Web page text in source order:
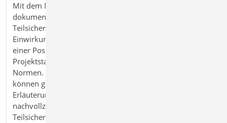
Mit dem Modul S023 Last- und Materialbeiwerte
dokumentieren geben Sie die verwendeten
Teilsicherheits‑ und Kombinationsbeiwerte für
Einwirkungen und Materialien übersichtlich und zentral in
einer Position aus. Die Auswahl erfolgt auf Basis der
Projektstammdaten und orientiert sich an den jeweiligen
Normen. Mehrere Einwirkungstypen und Materialien
können gemeinsam dargestellt werden. Ergänzende
Erläuterungen ermöglichen eine transparente und
nachvollziehbare Dokumentation der angesetzten
Teilsicherheitsbeiwerte.